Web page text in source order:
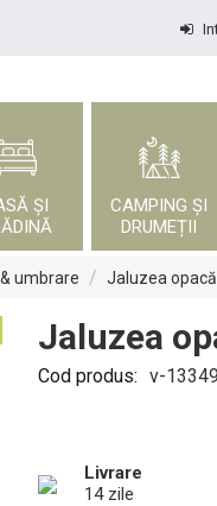
ȘI
CAMPING ȘI
DRUMEȚII
umbrare / Jaluzea
Jaluzea
Cod produs: v-
Livrare
14 zile